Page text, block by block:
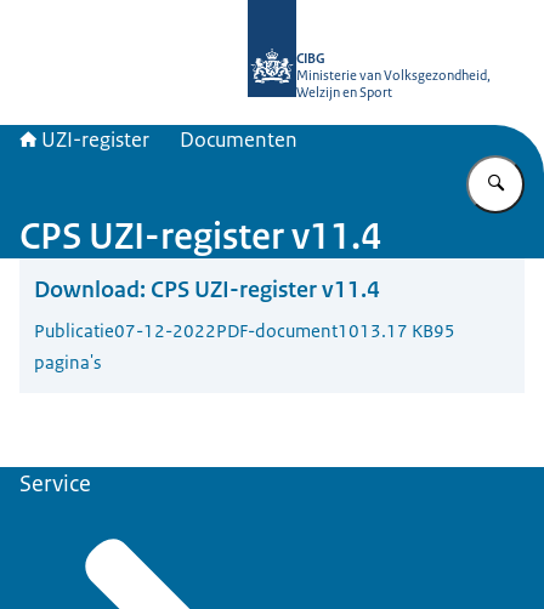
CIBG
Ministerie van Volksgezondheid,
Welzijn en Sport
UZI-register Documenten
CPS UZI-register v11.4
Download: CPS UZI-register v11.4
Publicatie07-12-2022PDF-document1013.17 KB95
pagina's
Service